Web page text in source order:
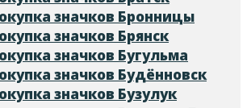
значков Бронницы
значков Брянск
значков Бугульма
значков Будённовск
значков Бузулук